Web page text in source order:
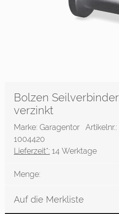
Bolzen Seilverbinder
verzinkt
Marke: Garagentor Artikelnr.:
1004420
Lieferzeit*: 14 Werktage
Menge:
Auf die Merkliste